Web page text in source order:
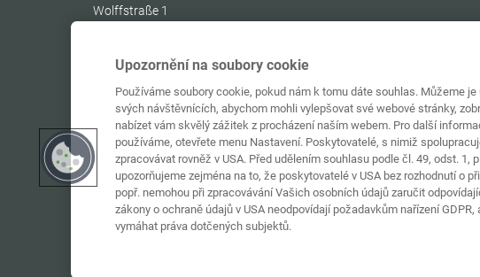
Wolffstraße 1
Upozornění na soubory cookie
Používáme soubory cookie, pokud nám k tomu dáte souhlas. Můžeme
svých návštěvnících, abychom mohli vylepšovat své webové stránky,
nabízet vám skvělý zážitek z procházení naším webem. Pro další
používáme, otevřete menu Nastavení. Poskytovatelé, s nimiž
zpracovávat rovněž v USA. Před udělením souhlasu podle čl. 49, odst. 1,
upozorňujeme zejména na to, že poskytovatelé v USA bez rozhodnutí o
popř. nemohou při zpracovávání Vašich osobních údajů zaručit
zákony o ochraně údajů v USA neodpovídají požadavkům nařízení
vymáhat práva dotčených subjektů.